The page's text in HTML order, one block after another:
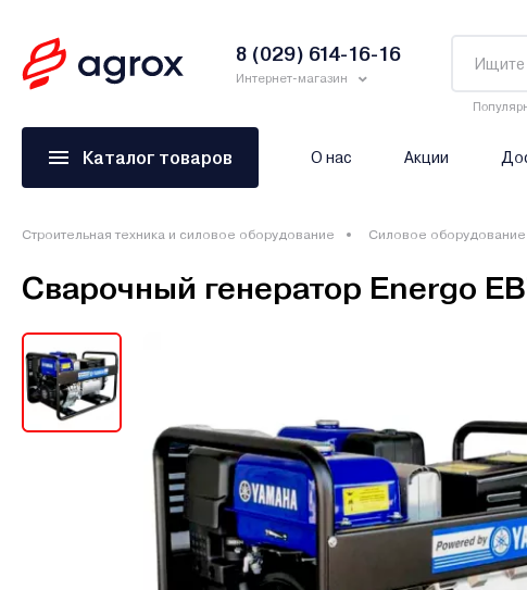
8 (029) 614-16-16
Интернет-магазин
Каталог товаров О нас Акции
Строительная техника и силовое оборудование Силовое оборудование
Сварочный генератор Energo